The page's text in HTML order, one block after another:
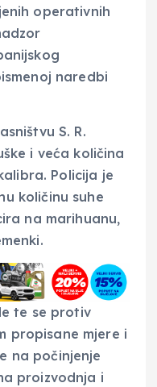
operativnih
naredbi
S. R.
i veća količina
Policija je
količinu suhe
na marihuanu,
te se protiv
propisane mjere i
na počinjenje
proizvodnja i